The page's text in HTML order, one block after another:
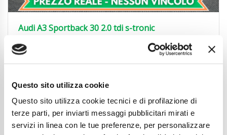
Questo sito utilizza cookie
Questo sito utilizza cookie tecnici e di profilazione di
terze parti, per inviarti messaggi pubblicitari mirati e
servizi in linea con le tue preferenze, per personalizzare
Audi A3 Sportback 30 2.0 tdi s-tronic
25.850
Chilometraggio
Cambio
Automatico
Normativa Euro
Euro6d-ISC-FCM